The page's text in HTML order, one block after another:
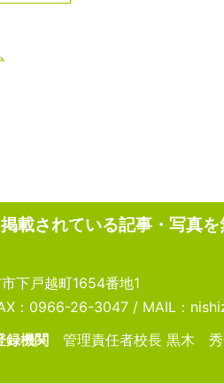
されている記事・写真を
下戸越町1654番地1
：0966-26-3047 / MAIL：
録機関 管理責任者校長 黒木